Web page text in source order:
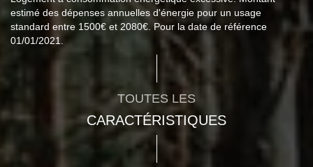
estimé des dépenses annuelles d'énergie pour un usage
standard entre 1500€ et 2080€. Pour la date de référence
01/01/2021.
TOUTES LES
CARACTÉRISTIQUES